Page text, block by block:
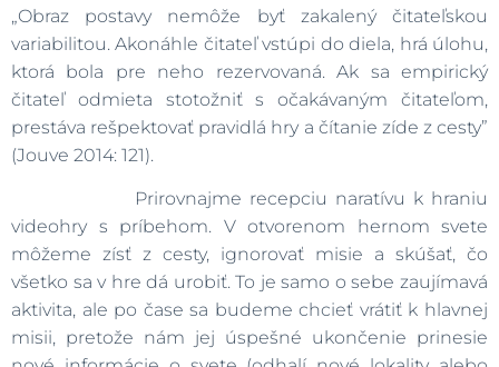
„Obraz postavy nemôže byť zakalený čitateľskou
variabilitou. Akonáhle čitateľ vstúpi do diela, hrá úlohu,
ktorá bola pre neho rezervovaná. Ak sa empirický
čitateľ odmieta stotožniť s očakávaným čitateľom,
prestáva rešpektovať pravidlá hry a čítanie zíde z cesty”
(Jouve 2014: 121).
Prirovnajme recepciu naratívu k hraniu
videohry s príbehom. V otvorenom hernom svete
môžeme zísť z cesty, ignorovať misie a skúšať, čo
všetko sa v hre dá urobiť. To je samo o sebe zaujímavá
aktivita, ale po čase sa budeme chcieť vrátiť k hlavnej
misii, pretože nám jej úspešné ukončenie prinesie